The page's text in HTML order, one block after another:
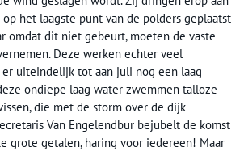
het laagste punt van de polders geplaatst
omdat dit niet gebeurt, moeten de vaste
Deze werken echter veel
er uiteindelijk tot aan juli nog een laag
ondiepe laag water zwemmen talloze
die met de storm over de dijk
Van Engelendbur bejubelt de komst
grote getalen, haring voor iedereen! Maar